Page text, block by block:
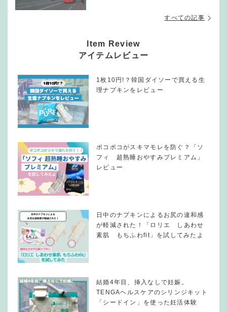
すべての記事
Item Review
アイテムレビュー
1枚10円!？韓国ダイソーで買える生
理ナプキンをレビュー
ポコポコがスキマモレを防ぐ？「ソ
フィ 超熟睡おやすみプレミアム」
レビュー
日中のナプキンによるお尻の違和感
が軽減された！「ロリエ しあわせ
素肌 もちふわfit」を試してみたよ
結婚4年目、挿入なしで妊娠。
TENGAヘルスケアのシリンジキット
「シードイン」を使った妊活体験